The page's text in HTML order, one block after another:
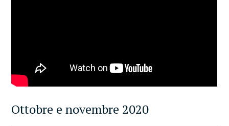
Ottobre e novembre 2020